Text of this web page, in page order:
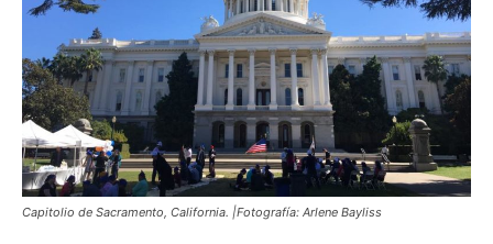
Capitolio de Sacramento, California. |Fotografía: Arlene Bayliss